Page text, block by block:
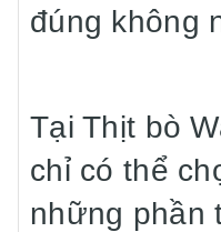
đúng không
Tại Thịt bò
chỉ có thể
những phần